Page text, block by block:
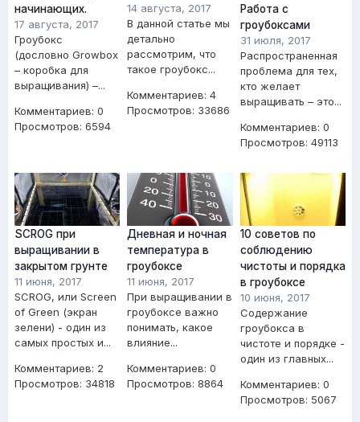
начинающих.
17 августа, 2017
Гроубокс
(дословно Growbox
– коробка для
выращивания) –...
Комментариев: 0
Просмотров: 6594
14 августа, 2017
В данной статье мы
детально
рассмотрим, что
такое гроубокс...
Комментариев: 4
Просмотров: 33686
Работа с
гроубоксами
31 июля, 2017
Распространенная
проблема для тех,
кто желает
выращивать – это...
Комментариев: 0
Просмотров: 49113
SCROG при
выращивании в
закрытом грунте
11 июня, 2017
SCROG, или Screen
of Green (экран
зелени) - один из
самых простых и...
Комментариев: 2
Просмотров: 34818
Дневная и ночная
температура в
гроубоксе
11 июня, 2017
При выращивании в
гроубоксе важно
понимать, какое
влияние...
Комментариев: 0
Просмотров: 8864
10 советов по
соблюдению
чистоты и порядка
в гроубоксе
10 июня, 2017
Содержание
гроубокса в
чистоте и порядке -
один из главных...
Комментариев: 0
Просмотров: 5067